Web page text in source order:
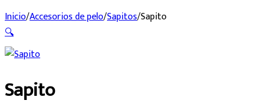
Inicio/Accesorios de pelo/Sapitos/Sapito
🔍
Sapito